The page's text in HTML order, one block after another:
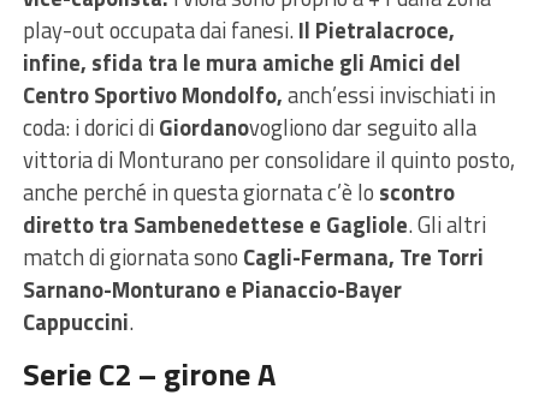
play-out occupata dai fanesi.Il Pietralacroce,
infine, sfida tra le mura amiche gli Amici del
Centro Sportivo Mondolfo,anch’essi invischiati in
coda: i dorici diGiordanovogliono dar seguito alla
vittoria di Monturano per consolidare il quinto posto,
anche perché in questa giornata c’è lo scontro
diretto tra Sambenedettese e Gagliole. Gli altri
match di giornata sono Cagli-Fermana, Tre Torri
Sarnano-Monturano e Pianaccio-Bayer
Cappuccini.
Serie C2 – girone A